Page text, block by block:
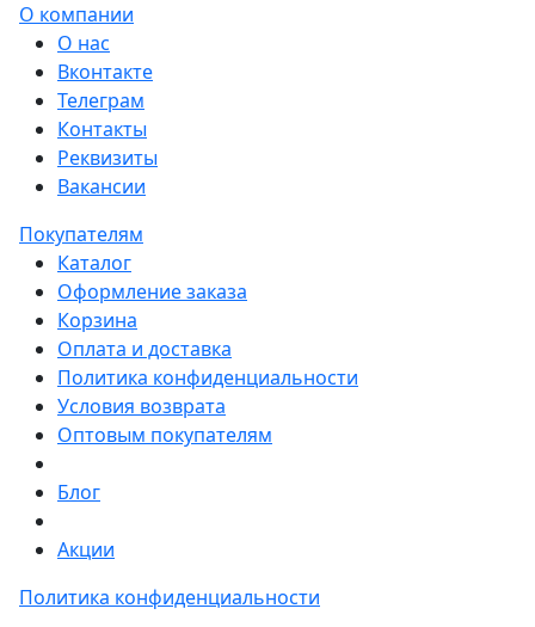
О компании
О нас
Вконтакте
Телеграм
Контакты
Реквизиты
Вакансии
Покупателям
Каталог
Оформление заказа
Корзина
Оплата и доставка
Политика конфиденциальности
Условия возврата
Оптовым покупателям
Блог
Акции
Политика конфиденциальности